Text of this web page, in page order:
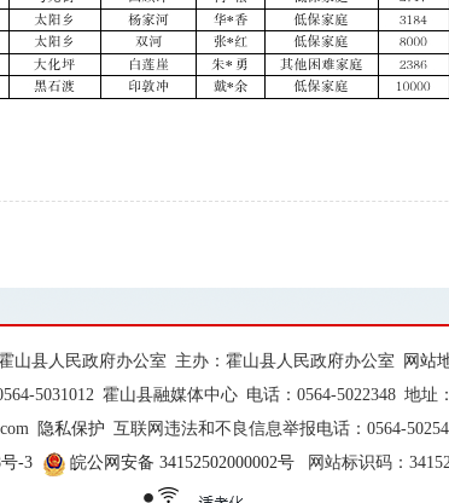
山县人民政府办公室 主办：霍山县人民政府办公室
网站
5031012 霍山县融媒体中心 电话：0564-5022348 地址
隐私保护 互联网违法和不良信息举报电话：0564-
-3
皖公网安备 34152502000002号 网站标识码：